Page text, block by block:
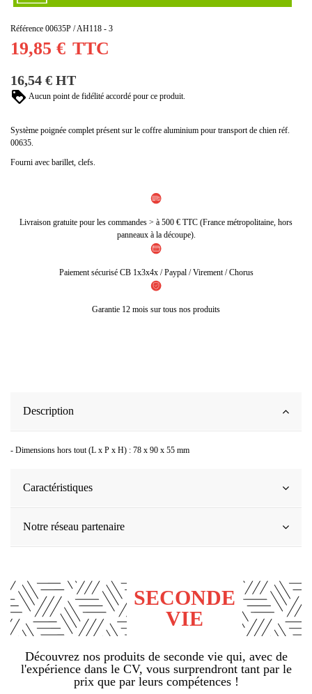
Référence 00635P / AH118 - 3
19,85 € TTC
16,54 € HT
Aucun point de fidélité accordé pour ce produit.
Système poignée complet présent sur le coffre aluminium pour transport de chien réf.
00635.
Fourni avec barillet, clefs.
Livraison gratuite pour les commandes > à 500 € TTC (France métropolitaine, hors
panneaux à la découpe).
Paiement sécurisé CB 1x3x4x / Paypal / Virement / Chorus
Garantie 12 mois sur tous nos produits
Description
- Dimensions hors tout (L x P x H) : 78 x 90 x 55 mm
Caractéristiques
Notre réseau partenaire
SECONDE
VIE
Découvrez nos produits de seconde vie qui, avec de
l'expérience dans le CV, vous surprendront tant par le
prix que par leurs compétences !